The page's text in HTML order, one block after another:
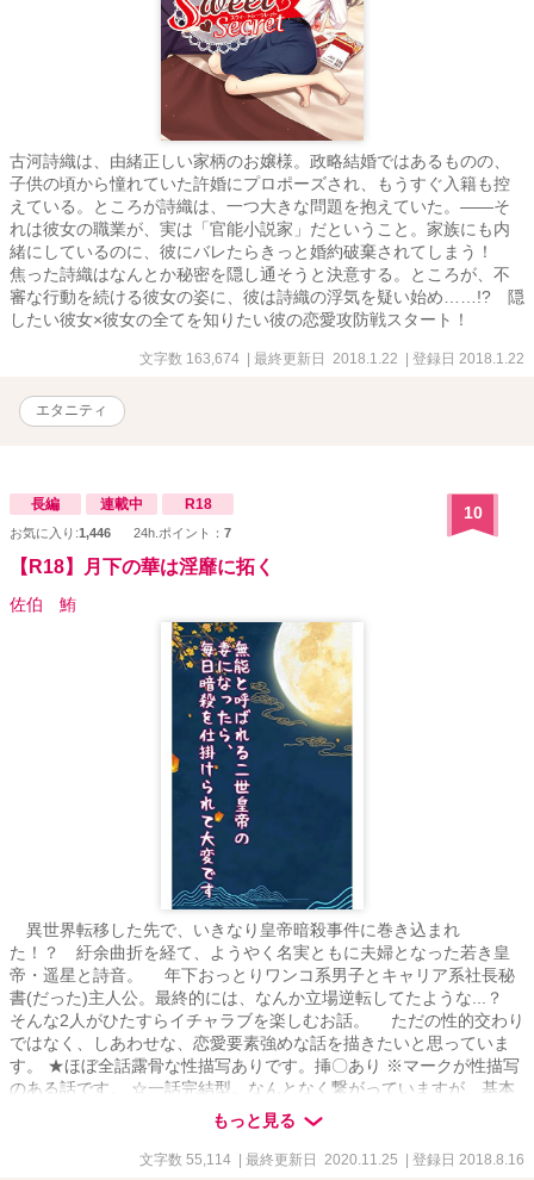
古河詩織は、由緒正しい家柄のお嬢様。政略結婚ではあるものの、
子供の頃から憧れていた許婚にプロポーズされ、もうすぐ入籍も控
えている。ところが詩織は、一つ大きな問題を抱えていた。――そ
れは彼女の職業が、実は「官能小説家」だということ。家族にも内
緒にしているのに、彼にバレたらきっと婚約破棄されてしまう！
焦った詩織はなんとか秘密を隠し通そうと決意する。ところが、不
審な行動を続ける彼女の姿に、彼は詩織の浮気を疑い始め……!? 隠
したい彼女×彼女の全てを知りたい彼の恋愛攻防戦スタート！
文字数 163,674 | 最終更新日 2018.1.22 | 登録日 2018.1.22
エタニティ
長編 連載中 R18
お気に入り:1,446 24h.ポイント： 7
10
【R18】月下の華は淫靡に拓く
佐伯 鮪
異世界転移した先で、いきなり皇帝暗殺事件に巻き込まれ
た！？ 紆余曲折を経て、ようやく名実ともに夫婦となった若き皇
帝・遥星と詩音。 年下おっとりワンコ系男子とキャリア系社長秘
書(だった)主人公。最終的には、なんか立場逆転してたような...？
そんな2人がひたすらイチャラブを楽しむお話。 ただの性的交わり
ではなく、しあわせな、恋愛要素強めな話を描きたいと思っていま
す。 ★ほぼ全話露骨な性描写ありです。挿〇あり ※マークが性描写
のある話です。 ☆一話完結型。なんとなく繋がっていますが、基本
的にどの話から読んでも問題ありません。 ☆本作は「無能と呼ばれ
る二世皇帝の妻になったら、毎日暗殺を仕掛けられて大変です」の
その後のお話です。よろしければ本編(全年齢)もご覧いただけたら嬉
もっと見る
文字数 55,114 | 最終更新日 2020.11.25 | 登録日 2018.8.16